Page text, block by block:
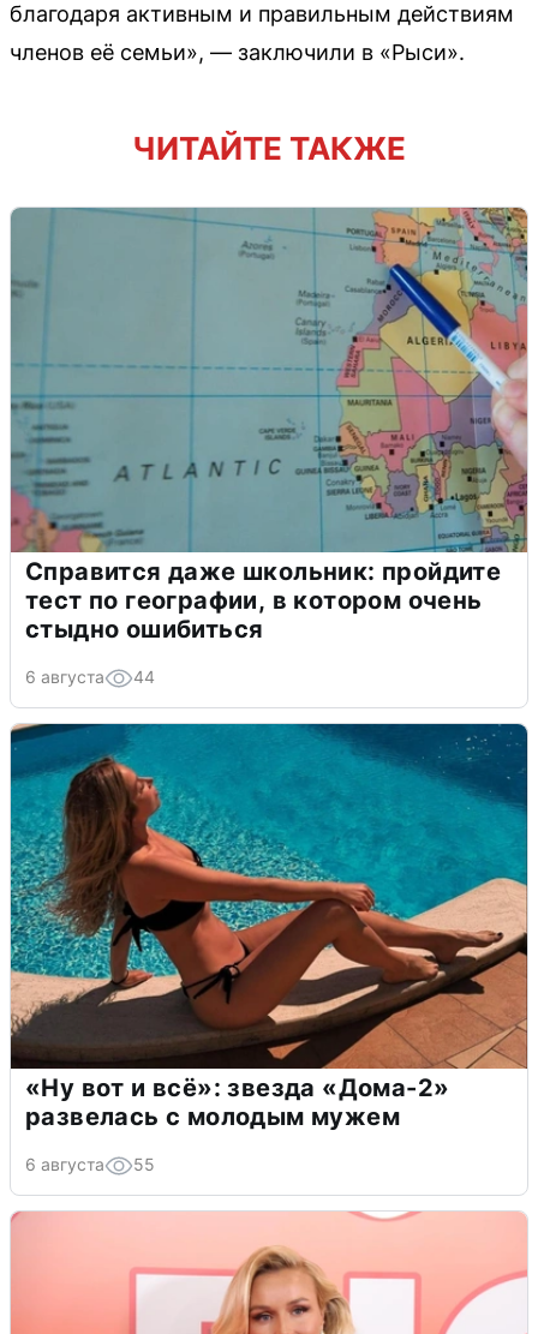
благодаря активным и правильным действиям
членов её семьи», — заключили в «Рыси».
ЧИТАЙТЕ ТАКЖЕ
Справится даже школьник: пройдите
тест по географии, в котором очень
стыдно ошибиться
6 августа 44
«Ну вот и всё»: звезда «Дома-2»
развелась с молодым мужем
6 августа 55